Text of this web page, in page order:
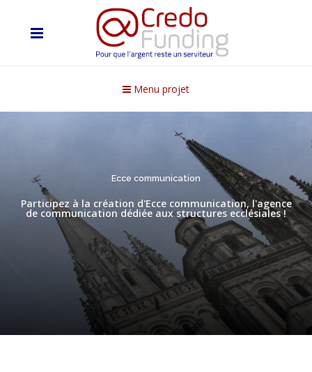
Menu projet
Ecce communication
Participez à la création d'Ecce communication, l'agence
de communication dédiée aux structures ecclésiales !